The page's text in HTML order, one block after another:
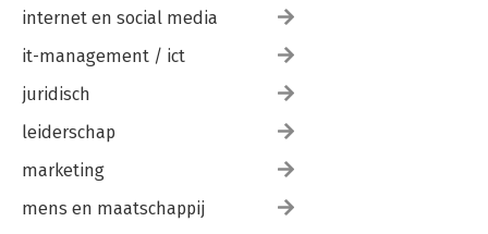
internet en social media
it-management / ict
juridisch
leiderschap
marketing
mens en maatschappij